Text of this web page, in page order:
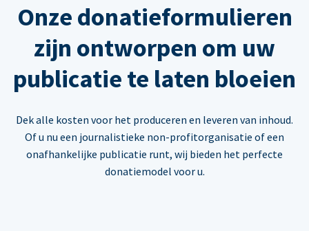
Onze donatieformulieren
zijn ontworpen om uw
publicatie te laten bloeien
Dek alle kosten voor het produceren en leveren van inhoud.
Of u nu een journalistieke non-profitorganisatie of een
onafhankelijke publicatie runt, wij bieden het perfecte
donatiemodel voor u.